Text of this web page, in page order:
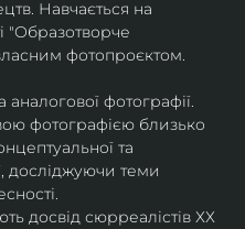
Навчається на
"Образотворче
фотопроєктом.
фотографії.
фотографією близько
та
досліджуючи теми
досвід сюрреалістів ХХ